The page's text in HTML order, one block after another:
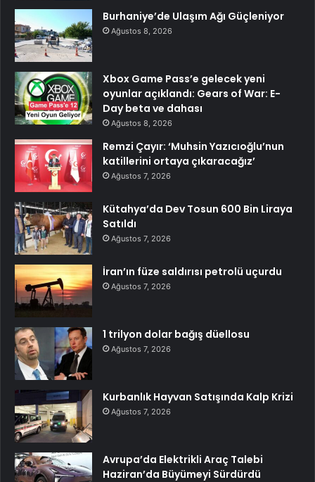
Burhaniye’de Ulaşım Ağı Güçleniyor
Ağustos 8, 2026
Xbox Game Pass’e gelecek yeni
oyunlar açıklandı: Gears of War: E-
Day beta ve dahası
Ağustos 8, 2026
Remzi Çayır: ‘Muhsin Yazıcıoğlu’nun
katillerini ortaya çıkaracağız’
Ağustos 7, 2026
Kütahya’da Dev Tosun 600 Bin Liraya
Satıldı
Ağustos 7, 2026
İran’ın füze saldırısı petrolü uçurdu
Ağustos 7, 2026
1 trilyon dolar bağış düellosu
Ağustos 7, 2026
Kurbanlık Hayvan Satışında Kalp Krizi
Ağustos 7, 2026
Avrupa’da Elektrikli Araç Talebi
Haziran’da Büyümeyi Sürdürdü